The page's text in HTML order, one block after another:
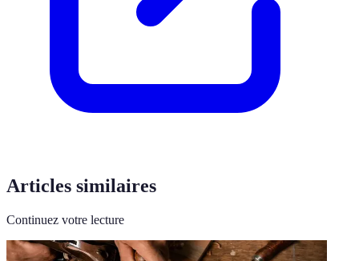
Articles similaires
Continuez votre lecture